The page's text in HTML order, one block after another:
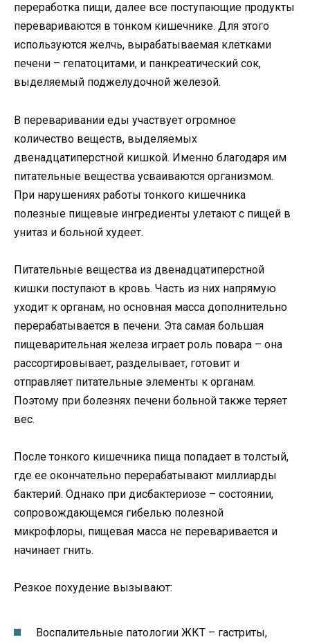
переработка пищи, далее все поступающие продукты
перевариваются в тонком кишечнике. Для этого
используются желчь, вырабатываемая клетками
печени – гепатоцитами, и панкреатический сок,
выделяемый поджелудочной железой.
В переваривании еды участвует огромное
количество веществ, выделяемых
двенадцатиперстной кишкой. Именно благодаря им
питательные вещества усваиваются организмом.
При нарушениях работы тонкого кишечника
полезные пищевые ингредиенты улетают с пищей в
унитаз и больной худеет.
Питательные вещества из двенадцатиперстной
кишки поступают в кровь. Часть из них напрямую
уходит к органам, но основная масса дополнительно
перерабатывается в печени. Эта самая большая
пищеварительная железа играет роль повара – она
рассортировывает, разделывает, готовит и
отправляет питательные элементы к органам.
Поэтому при болезнях печени больной также теряет
вес.
После тонкого кишечника пища попадает в толстый,
где ее окончательно перерабатывают миллиарды
бактерий. Однако при дисбактериозе – состоянии,
сопровождающемся гибелью полезной
микрофлоры, пищевая масса не переваривается и
начинает гнить.
Резкое похудение вызывают:
Воспалительные патологии ЖКТ – гастриты,